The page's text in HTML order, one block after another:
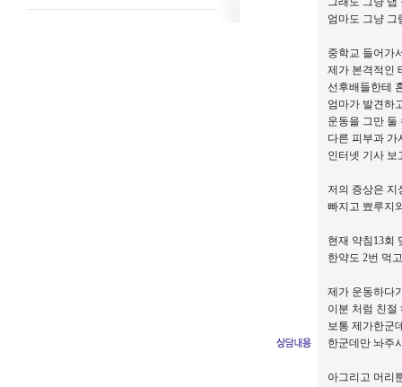
엄마도 그냥 그
중학교 들어가
제가 본격적인
선후배들한테
엄마가 발견하
운동을 그만 둘
다른 피부과
인터넷 기사 보
저의 증상은 지
빠지고 뾰루지
현재 약침13회
한약도 2번 먹
제가 운동하다
이분 처럼 친절
보통 제가한군
한군데만 놔주
아그리고 머리